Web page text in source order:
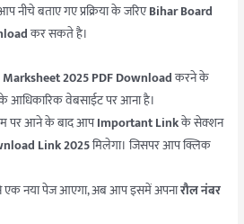
नीचे बताए गए प्रक्रिया के जरिएBihar Board
कर सकते है।
2025 PDF Downloadकरने के
वेबसाईट पर आना है।
पर आने के बाद आपImportant Linkके सेक्शन
Link 2025मिलेगा। जिसपर आप क्लिक
नया पेज आएगा, अब आप इसमें अपनारौल नंबर